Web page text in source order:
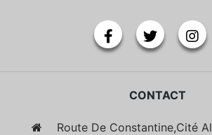
CONTACT
Route De Constantine,Cité